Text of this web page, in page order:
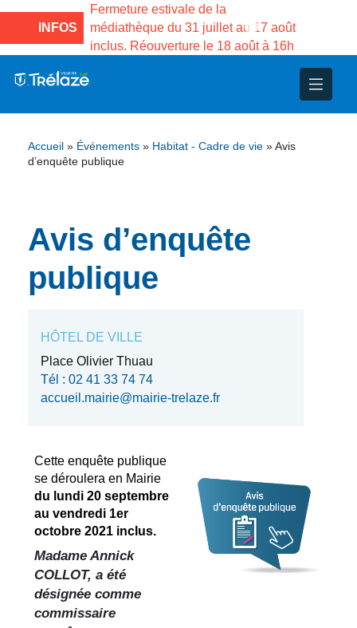
INFOS
la Maison des
de Gama du
Fermeture estivale de la
médiathèque du 31 juillet au 17 août
inclus. Réouverture le 18 août à 16h
et d’animations
Projets
– Jumelage
Accueil » Événements » Habitat - Cadre de vie » Avis
d’enquête publique
Avis d’enquête
publique
HÔTEL DE VILLE
Place Olivier Thuau
Tél : 02 41 33 74 74
accueil.mairie@mairie-trelaze.fr
Cette enquête publique
se déroulera en Mairie
du lundi 20 septembre
au vendredi 1er
octobre 2021 inclus.
Madame Annick
COLLOT, a été
désignée comme
commissaire